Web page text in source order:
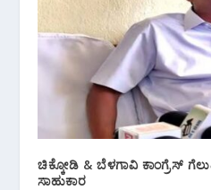
ಚಿಕ್ಕೋಡಿ & ಬೆಳಗಾವಿ ಕಾಂಗ್ರೆಸ್
ಸಾಹುಕಾರ